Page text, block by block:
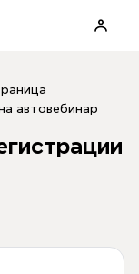
автовебинар